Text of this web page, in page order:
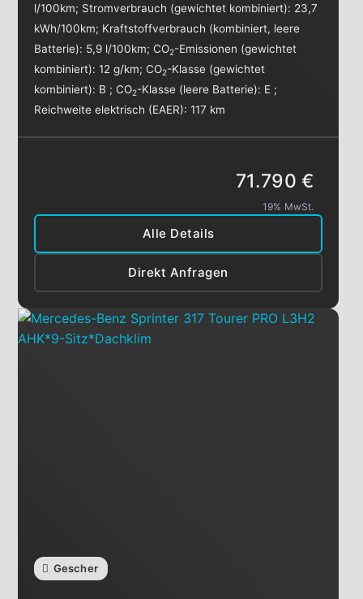
l/100km; Stromverbrauch (gewichtet kombiniert): 23,7
kWh/100km; Kraftstoffverbrauch (kombiniert, leere
Batterie): 5,9 l/100km;CO2-Emissionen (gewichtet
kombiniert):12 g/km;CO2-Klasse (gewichtet
kombiniert): B ;CO2-Klasse (leere Batterie): E ;
Reichweite elektrisch (EAER):117 km
Alle Details
Direkt Anfragen
71.790 €
19% MwSt.
Gescher